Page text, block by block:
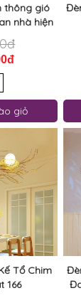
thông gió
nhà hiện
giỏ
Tổ Chim
166